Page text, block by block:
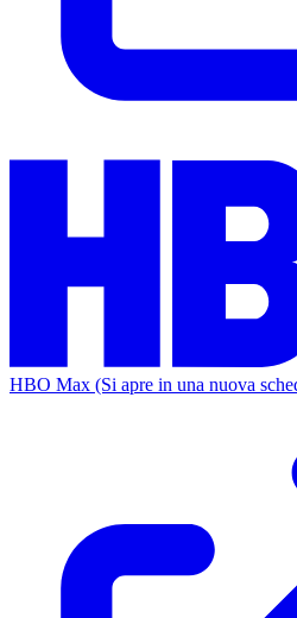
HBO Max (Si apre in una nuova